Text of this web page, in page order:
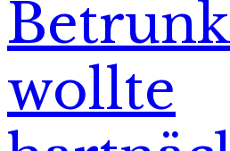
wollte